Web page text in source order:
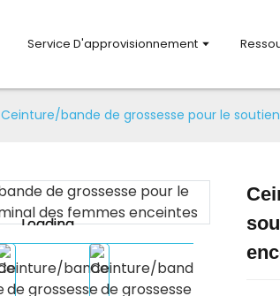
Service D'approvisionnement
Ceinture/bande de grossesse pour le
Loading...
Loading...